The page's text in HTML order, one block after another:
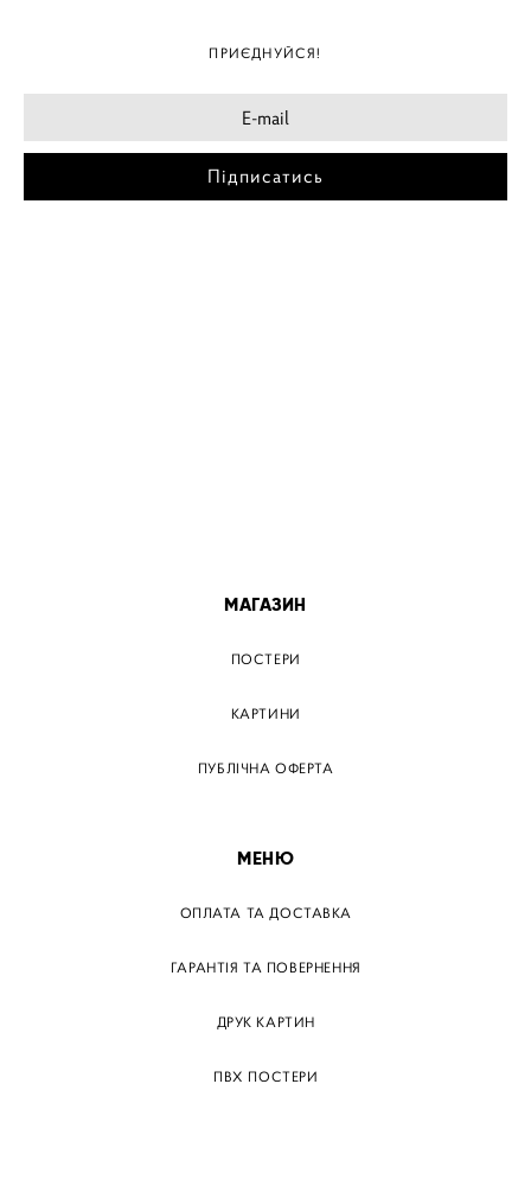
ПРИЄДНУЙСЯ!
Підписатись
МАГАЗИН
ПОСТЕРИ
КАРТИНИ
ПУБЛІЧНА ОФЕРТА
МЕНЮ
ОПЛАТА ТА ДОСТАВКА
ГАРАНТІЯ ТА ПОВЕРНЕННЯ
ДРУК КАРТИН
ПВХ ПОСТЕРИ